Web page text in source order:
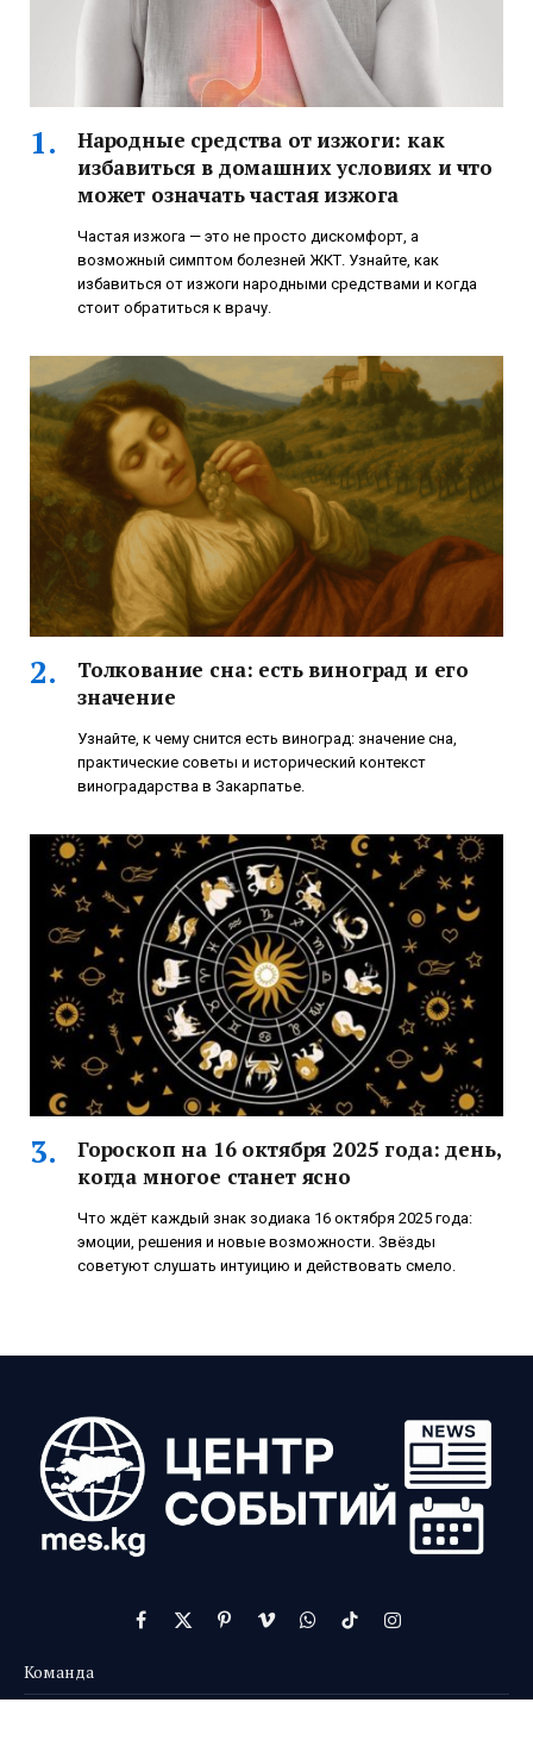
Народные средства от изжоги: как
избавиться в домашних условиях и что
может означать частая изжога
Частая изжога — это не просто дискомфорт, а
возможный симптом болезней ЖКТ. Узнайте, как
избавиться от изжоги народными средствами и когда
стоит обратиться к врачу.
Толкование сна: есть виноград и его
значение
Узнайте, к чему снится есть виноград: значение сна,
практические советы и исторический контекст
виноградарства в Закарпатье.
Гороскоп на 16 октября 2025 года: день,
когда многое станет ясно
Что ждёт каждый знак зодиака 16 октября 2025 года:
эмоции, решения и новые возможности. Звёзды
советуют слушать интуицию и действовать смело.
Facebook
X
PinterestVimeoWhatsApp
TikTokInstagram
Команда